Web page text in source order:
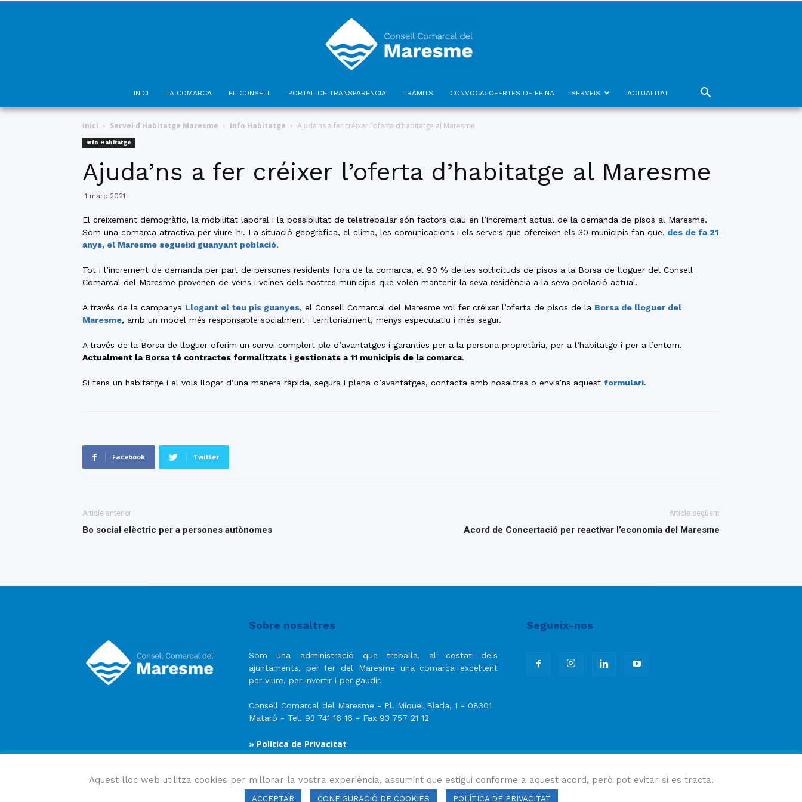
del
Maresme
INICI LA COMARCA EL CONSELL PORTAL DE TRANSPARÈNCIA TRÀMITS CONVOCA: OFERTES DE FEINA SERVEIS ACTUALITAT
Inici Servei d'Habitatge Maresme Info Habitatge Ajuda’ns a fer créixer l’oferta d’habitatge al Maresme
Info Habitatge
Ajuda’ns a fer créixer l’oferta d’habitatge al Maresme
1 març 2021
El creixement demogràfic, la mobilitat laboral i la possibilitat de teletreballar són factors clau en l’increment actual de la demanda de pisos al Maresme.
Som una comarca atractiva per viure-hi. La situació geogràfica, el clima, les comunicacions i els serveis que ofereixen els 30 municipis fan que, des de fa 21
anys, el Maresme segueixi guanyant població.
Tot i l’increment de demanda per part de persones residents fora de la comarca, el 90 % de les sol·licituds de pisos a la Borsa de lloguer del Consell
Comarcal del Maresme provenen de veïns i veïnes dels nostres municipis que volen mantenir la seva residència a la seva població actual.
A través de la campanya Llogant el teu pis guanyes, el Consell Comarcal del Maresme vol fer créixer l’oferta de pisos de la Borsa de lloguer del
Maresme, amb un model més responsable socialment i territorialment, menys especulatiu i més segur.
A través de la Borsa de lloguer oferim un servei complert ple d’avantatges i garanties per a la persona propietària, per a l’habitatge i per a l’entorn.
Actualment la Borsa té contractes formalitzats i gestionats a 11 municipis de la comarca.
Si tens un habitatge i el vols llogar d’una manera ràpida, segura i plena d’avantatges, contacta amb nosaltres o envia’ns aquest formulari.
Facebook Twitter
Article anterior
Bo social elèctric per a persones autònomes
Article següent
Acord de Concertació per reactivar l’economia del Maresme
Sobre nosaltres
Som una administració que treballa, al costat dels
ajuntaments, per fer del Maresme una comarca excel·lent
per viure, per invertir i per gaudir.
Consell Comarcal del Maresme - Pl. Miquel Biada, 1 - 08301
Mataró - Tel. 93 741 16 16 - Fax 93 757 21 12
» Política de Privacitat
Segueix-nos
Aquest lloc web utilitza cookies per millorar la vostra experiència, assumint que estigui conforme a aquest acord, però pot evitar si es tracta.
ACCEPTAR CONFIGURACIÓ DE COOKIES POLÍTICA DE PRIVACITAT